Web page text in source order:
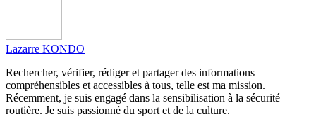
Lazarre KONDO
Rechercher, vérifier, rédiger et partager des informations
compréhensibles et accessibles à tous, telle est ma mission.
Récemment, je suis engagé dans la sensibilisation à la sécurité
routière. Je suis passionné du sport et de la culture.